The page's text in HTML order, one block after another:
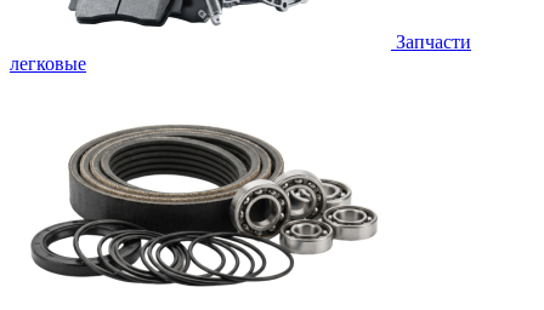
Запчасти
легковые